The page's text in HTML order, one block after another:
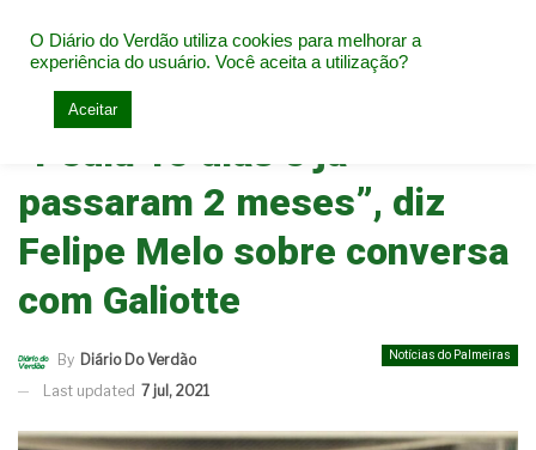
Home Notícias do Palmeiras
“Pediu 15 dias e já
passaram 2 meses”, diz
Felipe Melo sobre conversa
com Galiotte
Notícias do Palmeiras
By Diário Do Verdão
Last updated 7 jul, 2021
O Diário do Verdão utiliza cookies para melhorar a
experiência do usuário. Você aceita a utilização?
Aceitar